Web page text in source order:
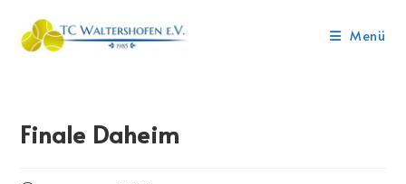
Menü
Finale Daheim